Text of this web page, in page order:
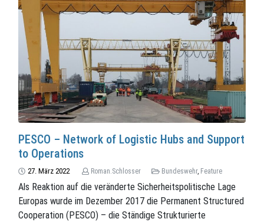
PESCO – Network of Logistic Hubs and Support
to Operations
27. März 2022 Roman.Schlosser Bundeswehr, Feature
Als Reaktion auf die veränderte Sicherheitspolitische Lage
Europas wurde im Dezember 2017 die Permanent Structured
Cooperation (PESCO) – die Ständige Strukturierte